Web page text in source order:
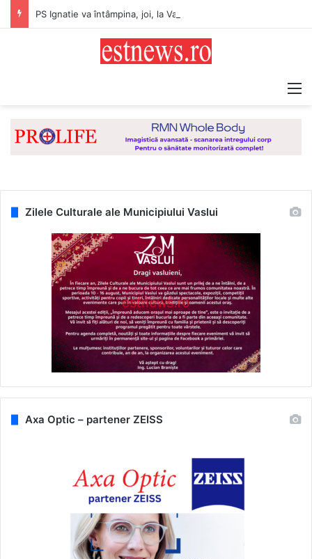
Zilele Culturale ale Municipiului Vaslui
Axa Optic – partener ZEISS